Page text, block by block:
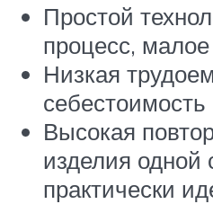
Простой
процесс,
Низкая
себестоимость
Высокая
изделия одной
практически